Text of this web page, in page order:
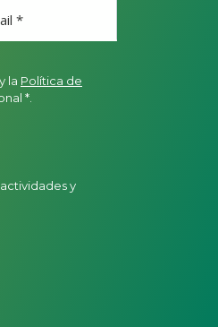
*
la Política de
*.
y